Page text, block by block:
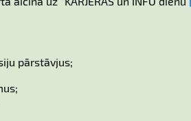
pārstāvjus;